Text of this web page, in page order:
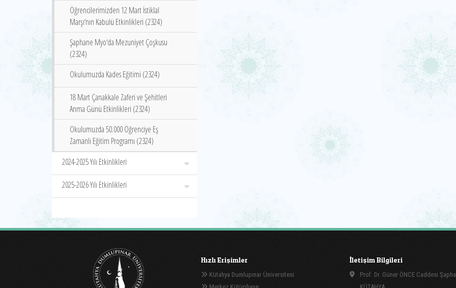
Öğrencilerimizden 12 Mart İstiklal
Marşı‘nın Kabulü Etkinlikleri (2324)
Şaphane Myo‘da Mezuniyet Çoşkusu
(2324)
Okulumuzda Kades Eğitimi (2324)
18 Mart Çanakkale Zaferi ve Şehitleri
Anma Günü Etkinlikleri (2324)
Okulumuzda 50.000 Öğrenciye Eş
Zamanlı Eğitim Programı (2324)
2024-2025 Yılı Etkinlikleri
2025-2026 Yılı Etkinlikleri
Hızlı Erişimler
Kütahya Dumlupınar Üniversitesi
İletişim Bilgileri
Prof. Dr. Güner ÖNCE Caddesi